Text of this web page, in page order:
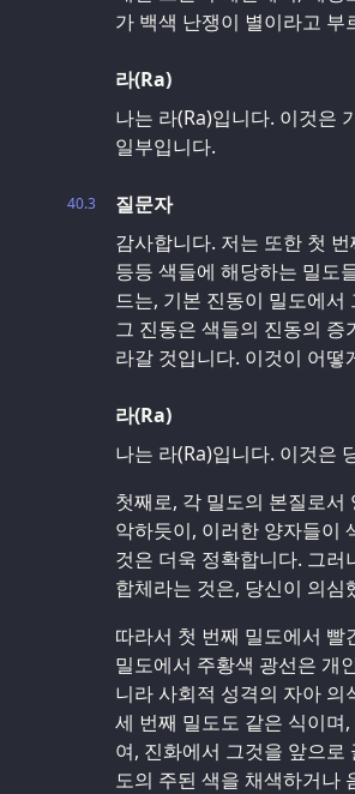
가 백색 난쟁이 별이라고
라(Ra)
나는 라(Ra)입니다. 이것은
일부입니다.
40.3
질문자
감사합니다. 저는 또한 첫
등등 색들에 해당하는 밀도
드는, 기본 진동이 밀도에
그 진동은 색들의 진동의 증
라갈 것입니다. 이것이 어떻
라(Ra)
나는 라(Ra)입니다. 이것은
첫째로, 각 밀도의 본질로
악하듯이, 이러한 양자들이
것은 더욱 정확합니다. 그
합체라는 것은, 당신이 의
따라서 첫 번째 밀도에서 빨
밀도에서 주황색 광선은 개
니라 사회적 성격의 자아
세 번째 밀도도 같은 식이며
여, 진화에서 그것을 앞으
도의 주된 색을 채색하거나